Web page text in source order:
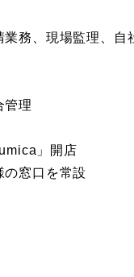
、現場監理、自
理
」開店
窓口を常設